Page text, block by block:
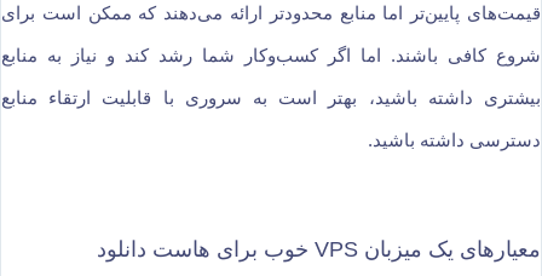
قیمت‌های پایین‌تر اما منابع محدودتر ارائه می‌دهند که ممکن است برای
شروع کافی باشند. اما اگر کسب‌وکار شما رشد کند و نیاز به منابع
بیشتری داشته باشید، بهتر است به سروری با قابلیت ارتقاء منابع
دسترسی داشته باشید.
معیارهای یک میزبان VPS خوب برای هاست دانلود